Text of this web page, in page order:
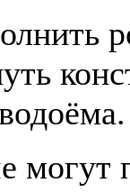
могут